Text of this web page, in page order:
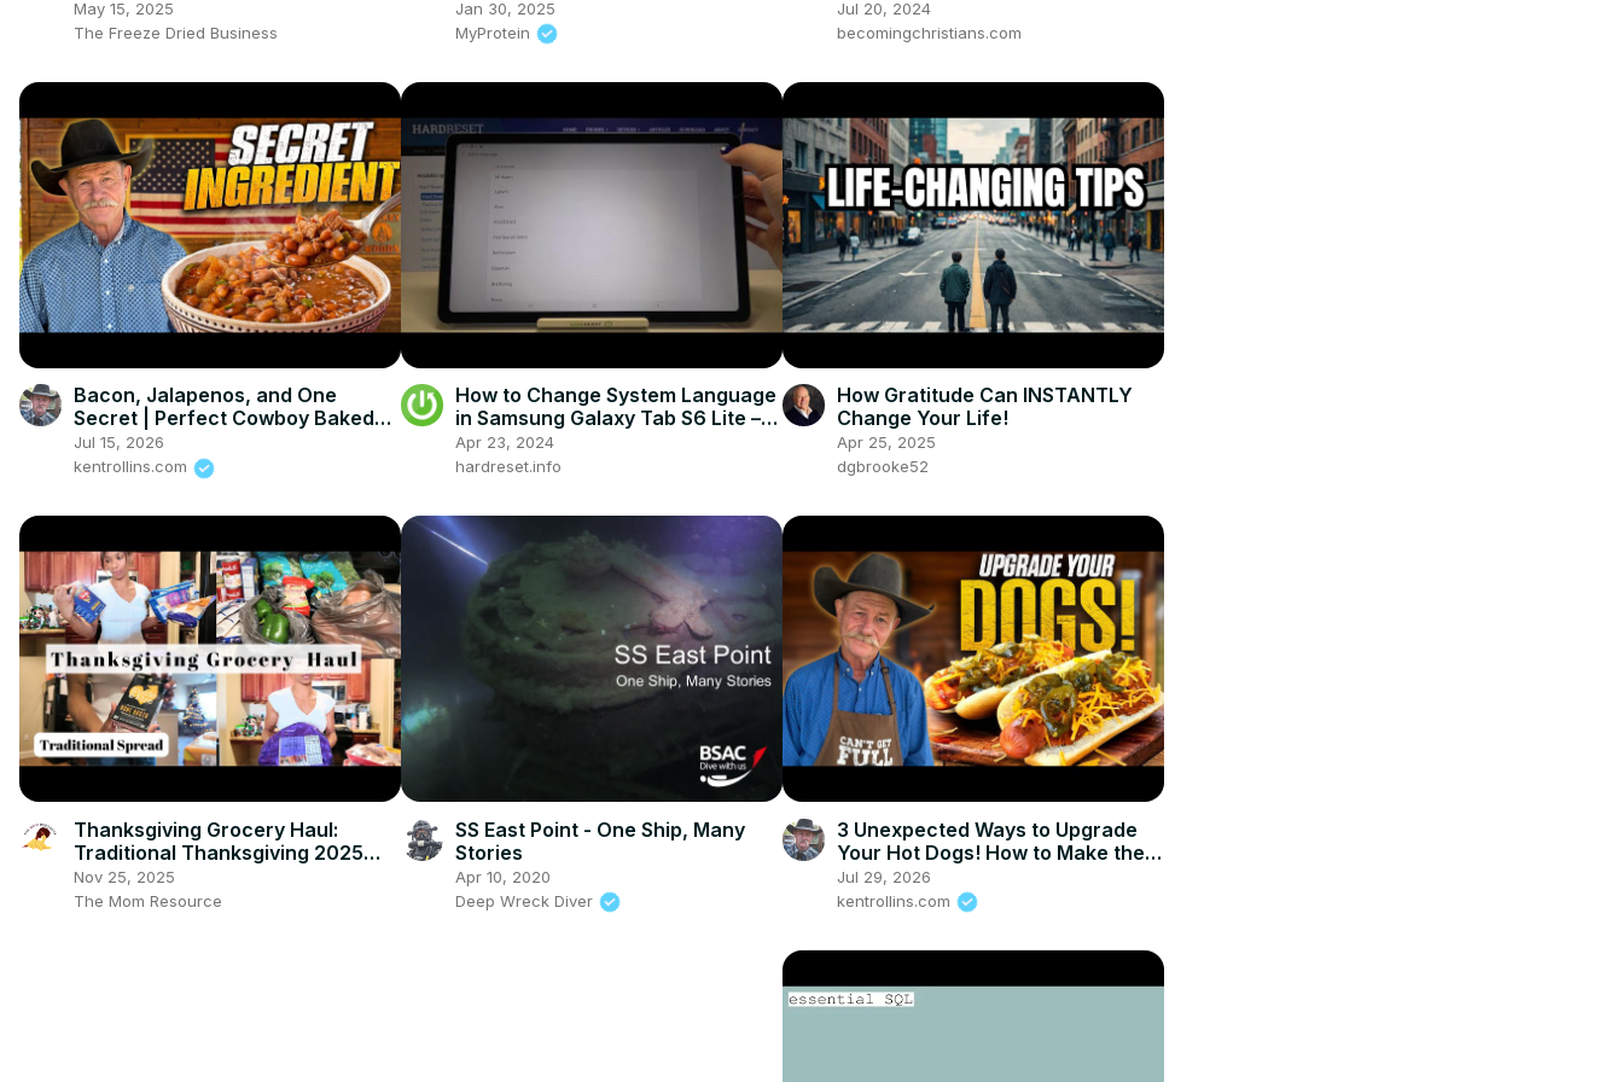
Systems
May 15, 2025
The Freeze Dried Business
Jan 30, 2025
MyProtein
Jul 20, 2024
becomingchristians.com
Bacon, Jalapenos, and One
Secret | Perfect Cowboy Baked
Beans
Jul 15, 2026
kentrollins.com
How to Change System Language
in Samsung Galaxy Tab S6 Lite –
List of Languages
Apr 23, 2024
hardreset.info
How Gratitude Can INSTANTLY
Change Your Life!
Apr 25, 2025
dgbrooke52
Thanksgiving Grocery Haul:
Traditional Thanksgiving 2025
Spread
Nov 25, 2025
The Mom Resource
SS East Point - One Ship, Many
Stories
Apr 10, 2020
Deep Wreck Diver
3 Unexpected Ways to Upgrade
Your Hot Dogs! How to Make the
Perfect Grilled Hot Dog
Jul 29, 2026
kentrollins.com